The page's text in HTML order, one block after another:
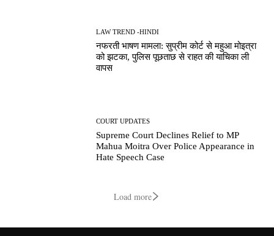
LAW TREND -HINDI
नफरती भाषण मामला: सुप्रीम कोर्ट से महुआ मोइत्रा
को झटका, पुलिस पूछताछ से राहत की याचिका ली
वापस
COURT UPDATES
Supreme Court Declines Relief to MP
Mahua Moitra Over Police Appearance in
Hate Speech Case
Load more